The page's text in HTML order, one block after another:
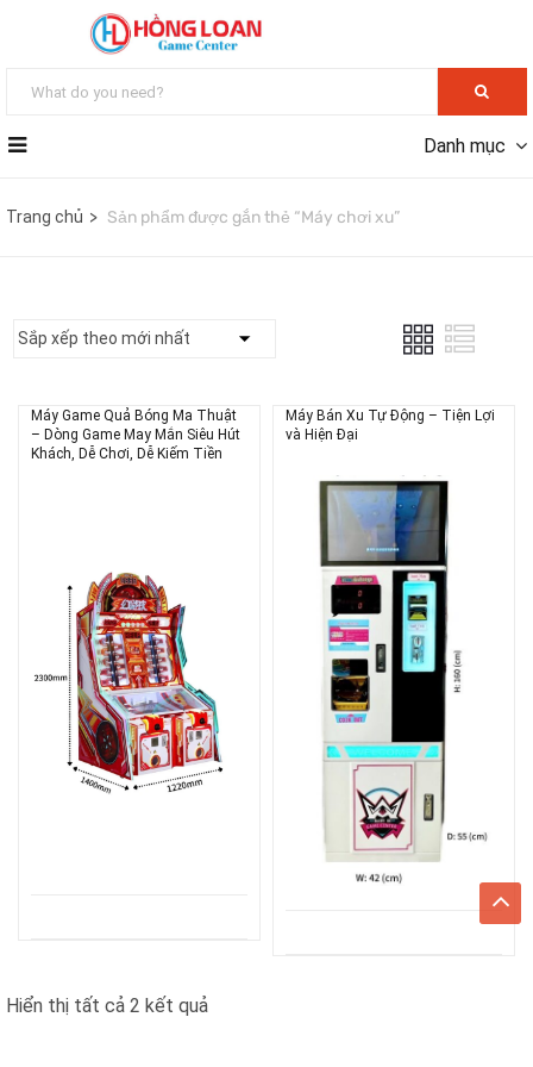
Danh mục
Trang chủ Sản phẩm được gắn thẻ “Máy chơi xu”
Máy Game Quả Bóng Ma Thuật
– Dòng Game May Mắn Siêu Hút
Khách, Dễ Chơi, Dễ Kiếm Tiền
Máy Bán Xu Tự Động – Tiện Lợi
và Hiện Đại
Hiển thị tất cả 2 kết quảĐã